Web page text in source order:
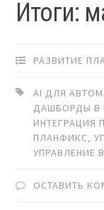
Итоги:
РАЗВИТИЕ
AI ДЛЯ
ДАШБОРДЫ В
ИНТЕГРАЦИЯ
ПЛАНФИКС,
УПРАВЛЕНИЕ
ОСТАВИТЬ